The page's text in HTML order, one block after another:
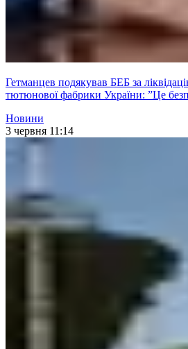
Гетманцев подякував БЕБ за
тютюнової фабрики України: ”Це
Новини
3 червня 11:14